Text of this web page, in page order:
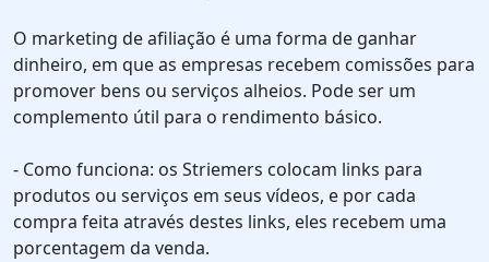
O marketing de afiliação é uma forma de ganhar
dinheiro, em que as empresas recebem comissões para
promover bens ou serviços alheios. Pode ser um
complemento útil para o rendimento básico.
- Como funciona: os Striemers colocam links para
produtos ou serviços em seus vídeos, e por cada
compra feita através destes links, eles recebem uma
porcentagem da venda.